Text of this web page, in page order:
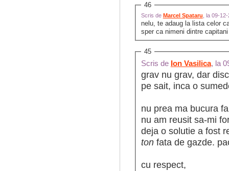
46
Scris de Marcel Spataru , la 09-
nelu, te adaug la lista celor
sper ca nimeni dintre
45
Scris de Ion Vasilica, la
grav nu grav, dar
pe sait, inca o
nu prea ma bucura
nu am reusit sa-mi
deja o solutie a fost
tonfata de gazde.
cu respect,